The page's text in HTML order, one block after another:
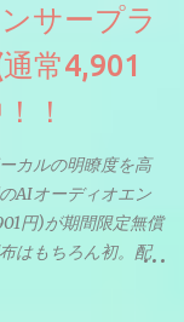
サープラ
常4,901
！
カルの明瞭度を高
AIオーディオエン
円)が期間限定無償
はもちろん初。配